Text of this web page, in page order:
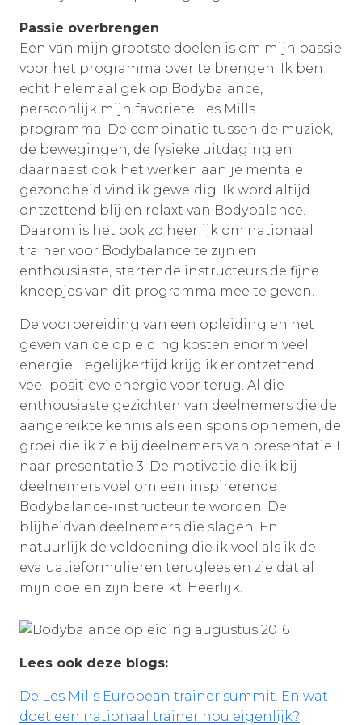
Passie overbrengen
Een van mijn grootste doelen is om mijn passie
voor het programma over te brengen. Ik ben
echt helemaal gek op Bodybalance,
persoonlijk mijn favoriete Les Mills
programma. De combinatie tussen de muziek,
de bewegingen, de fysieke uitdaging en
daarnaast ook het werken aan je mentale
gezondheid vind ik geweldig. Ik word altijd
ontzettend blij en relaxt van Bodybalance.
Daarom is het ook zo heerlijk om nationaal
trainer voor Bodybalance te zijn en
enthousiaste, startende instructeurs de fijne
kneepjes van dit programma mee te geven.
De voorbereiding van een opleiding en het
geven van de opleiding kosten enorm veel
energie. Tegelijkertijd krijg ik er ontzettend
veel positieve energie voor terug. Al die
enthousiaste gezichten van deelnemers die de
aangereikte kennis als een spons opnemen, de
groei die ik zie bij deelnemers van presentatie 1
naar presentatie 3. De motivatie die ik bij
deelnemers voel om een inspirerende
Bodybalance-instructeur te worden. De
blijheidvan deelnemers die slagen. En
natuurlijk de voldoening die ik voel als ik de
evaluatieformulieren teruglees en zie dat al
mijn doelen zijn bereikt. Heerlijk!
Lees ook deze blogs:
De Les Mills European trainer summit. En wat
doet een nationaal trainer nou eigenlijk?